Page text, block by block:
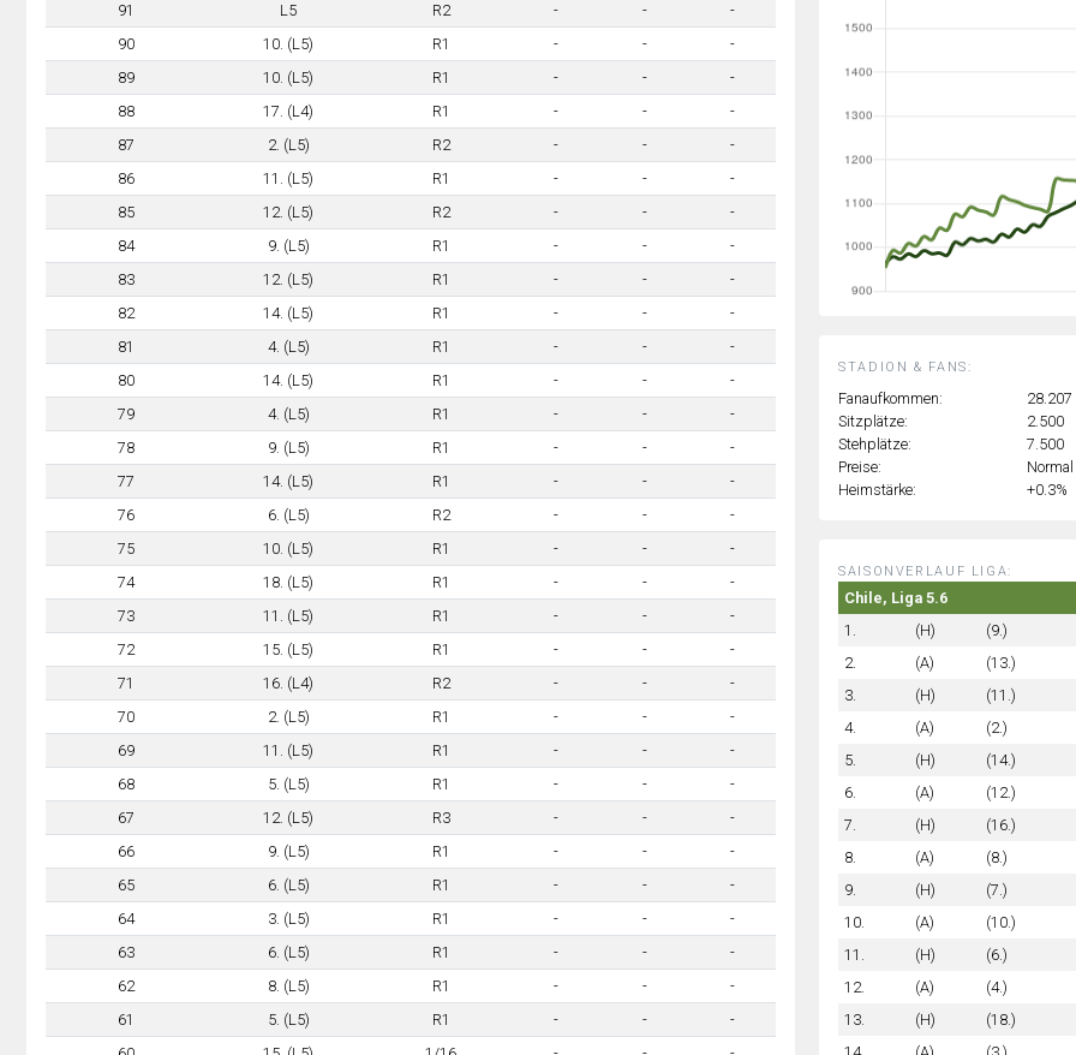
91
L5 R2 - -
-
90
10. (L5) R1 - -
-
89
10. (L5) R1 - -
-
88
17. (L4) R1 - -
-
87
2. (L5) R2 - -
-
86
11. (L5) R1 - -
-
85
12. (L5) R2 - -
-
84
9. (L5) R1 - -
-
83
12. (L5) R1 - -
-
82
14. (L5) R1 - -
-
81
4. (L5) R1 - -
-
80
14. (L5) R1 - -
-
79
4. (L5) R1 - -
-
78
9. (L5) R1 - -
-
77
14. (L5) R1 - -
-
76
6. (L5) R2 - -
-
75
10. (L5) R1 - -
-
74
18. (L5) R1 - -
-
73
11. (L5) R1 - -
-
72
15. (L5) R1 - -
-
71
16. (L4) R2 - -
-
70
2. (L5) R1 - -
-
69
11. (L5) R1 - -
-
68
5. (L5) R1 - -
-
67
12. (L5) R3 - -
-
66
9. (L5) R1 - -
-
65
6. (L5) R1 - -
-
64
3. (L5) R1 - -
-
63
6. (L5) R1 - -
-
62
8. (L5) R1 - -
-
61
5. (L5) R1 - -
-
STADION & FANS:
Fanaufkommen:
28.207
Sitzplätze:
2.500
Stehplätze:
7.500
Preise:
Normal
Heimstärke:
+0.3%
SAISONVERLAUF LIGA:
Chile, Liga 5.6
1.
(H) (9.)
2.
(A) (13.)
3.
(H) (11.)
4.
(A) (2.)
5.
(H) (14.)
6.
(A) (12.)
7.
(H) (16.)
8.
(A) (8.)
9.
(H) (7.)
10.
(A) (10.)
11.
(H) (6.)
12.
(A) (4.)
13.
(H) (18.)